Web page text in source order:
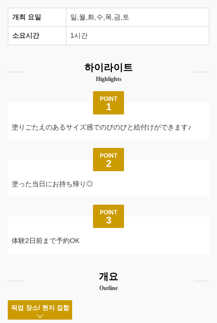
개최 요일 일,월,화,수,목,금,토
소요시간 1시간
하이라이트
Highlights
POINT
1
塗りごたえのあるサイズ感でのびのびと絵付けができます♪
POINT
2
塗った当日にお持ち帰り◎
POINT
3
体験2日前まで予約OK
개요
Outline
픽업 장소/ 현지 집합